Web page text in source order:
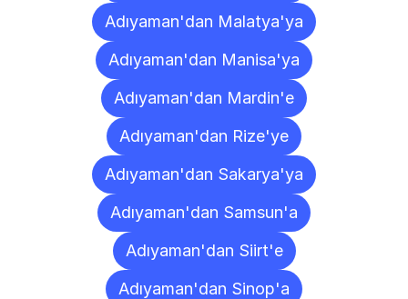
Adıyaman'dan Malatya'ya
Adıyaman'dan Manisa'ya
Adıyaman'dan Mardin'e
Adıyaman'dan Rize'ye
Adıyaman'dan Sakarya'ya
Adıyaman'dan Samsun'a
Adıyaman'dan Siirt'e
Adıyaman'dan Sinop'a